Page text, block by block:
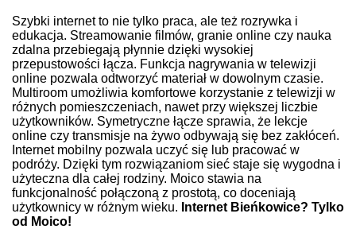
Szybki internet to nie tylko praca, ale też rozrywka i
edukacja. Streamowanie filmów, granie online czy nauka
zdalna przebiegają płynnie dzięki wysokiej
przepustowości łącza. Funkcja nagrywania w telewizji
online pozwala odtworzyć materiał w dowolnym czasie.
Multiroom umożliwia komfortowe korzystanie z telewizji w
różnych pomieszczeniach, nawet przy większej liczbie
użytkowników. Symetryczne łącze sprawia, że lekcje
online czy transmisje na żywo odbywają się bez zakłóceń.
Internet mobilny pozwala uczyć się lub pracować w
podróży. Dzięki tym rozwiązaniom sieć staje się wygodna i
użyteczna dla całej rodziny. Moico stawia na
funkcjonalność połączoną z prostotą, co doceniają
użytkownicy w różnym wieku. Internet Bieńkowice? Tylko
od Moico!